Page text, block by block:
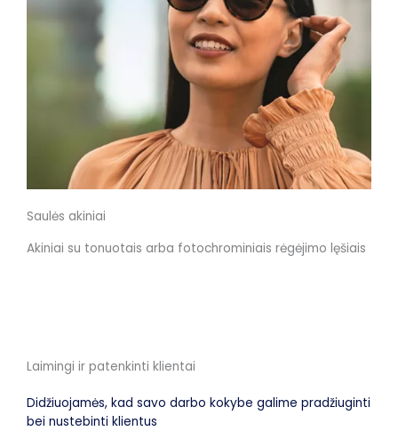
Saulės akiniai
Akiniai su tonuotais arba fotochrominiais rėgėjimo lęšiais
Laimingi ir patenkinti klientai
Didžiuojamės, kad savo darbo kokybe galime pradžiuginti
bei nustebinti klientus